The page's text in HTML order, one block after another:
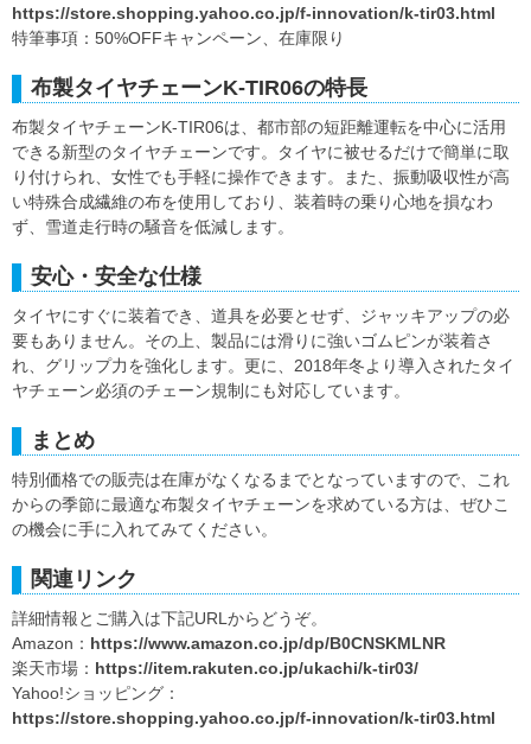
https://store.shopping.yahoo.co.jp/f-innovation/k-tir03.html
特筆事項：50%OFFキャンペーン、在庫限り
布製タイヤチェーンK-TIR06の特長
布製タイヤチェーンK-TIR06は、都市部の短距離運転を中心に活用
できる新型のタイヤチェーンです。タイヤに被せるだけで簡単に取
り付けられ、女性でも手軽に操作できます。また、振動吸収性が高
い特殊合成繊維の布を使用しており、装着時の乗り心地を損なわ
ず、雪道走行時の騒音を低減します。
安心・安全な仕様
タイヤにすぐに装着でき、道具を必要とせず、ジャッキアップの必
要もありません。その上、製品には滑りに強いゴムピンが装着さ
れ、グリップ力を強化します。更に、2018年冬より導入されたタイ
ヤチェーン必須のチェーン規制にも対応しています。
まとめ
特別価格での販売は在庫がなくなるまでとなっていますので、これ
からの季節に最適な布製タイヤチェーンを求めている方は、ぜひこ
の機会に手に入れてみてください。
関連リンク
詳細情報とご購入は下記URLからどうぞ。
Amazon： https://www.amazon.co.jp/dp/B0CNSKMLNR
楽天市場： https://item.rakuten.co.jp/ukachi/k-tir03/
Yahoo!ショッピング：
https://store.shopping.yahoo.co.jp/f-innovation/k-tir03.html